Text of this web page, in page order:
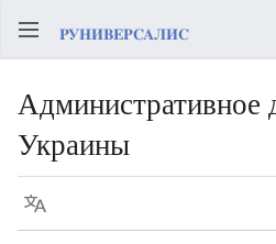
Административное
Украины
Язык